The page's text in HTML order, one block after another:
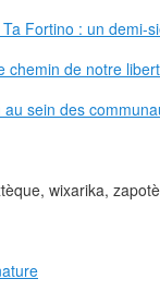
Fortino : un demi-
chemin de notre
sein des
wixarika,